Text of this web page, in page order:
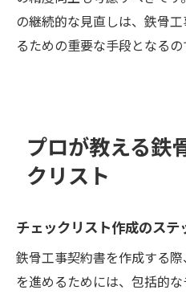
の継続的な見直しは、鉄骨
るための重要な手段となるの
プロが教える鉄
クリスト
チェックリスト作成のステ
鉄骨工事契約書を作成する
を進めるためには、包括的